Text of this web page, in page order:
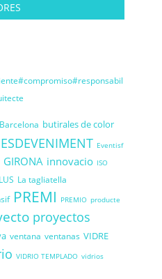
Barcelona butirales de color
ESDEVENIMENT Eventisf
GIRONA innovacio ISO
La tagliatella
PREMI PREMIO producte
proyectos
ventana ventanas VIDRE
VIDRIO TEMPLADO vidrios